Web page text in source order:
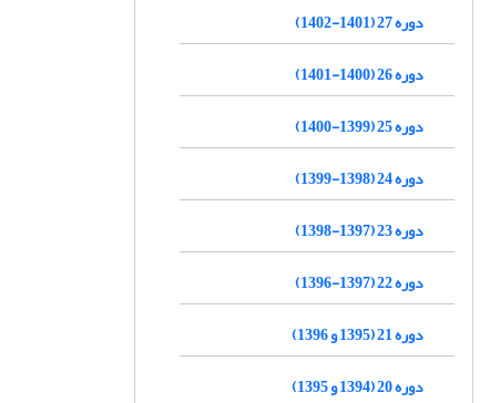
دوره 27 (1401-1402)
دوره 26 (1400-1401)
دوره 25 (1399-1400)
دوره 24 (1398-1399)
دوره 23 (1397-1398)
دوره 22 (1397-1396)
دوره 21 (1395 و 1396)
دوره 20 (1394 و 1395)